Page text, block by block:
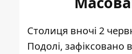
Столиця вночі 2
Подолі, зафіксовано